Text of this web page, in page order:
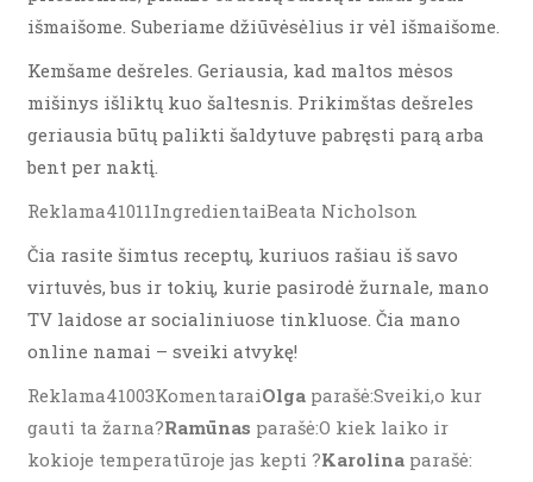
išmaišome. Suberiame džiūvėsėlius ir vėl išmaišome.
Kemšame dešreles. Geriausia, kad maltos mėsos
mišinys išliktų kuo šaltesnis. Prikimštas dešreles
geriausia būtų palikti šaldytuve pabręsti parą arba
bent per naktį.
Reklama41011IngredientaiBeata Nicholson
Čia rasite šimtus receptų, kuriuos rašiau iš savo
virtuvės, bus ir tokių, kurie pasirodė žurnale, mano
TV laidose ar socialiniuose tinkluose. Čia mano
online namai – sveiki atvykę!
Reklama41003KomentaraiOlga parašė:Sveiki,o kur
gauti ta žarna?Ramūnas parašė:O kiek laiko ir
kokioje temperatūroje jas kepti ?Karolina parašė: